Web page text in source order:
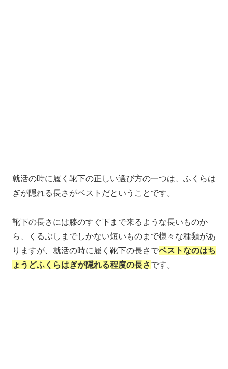
就活の時に履く靴下の正しい選び方の一つは、ふくらは
ぎが隠れる長さがベストだということです。
靴下の長さには膝のすぐ下まで来るような長いものか
ら、くるぶしまでしかない短いものまで様々な種類があ
りますが、就活の時に履く靴下の長さでベストなのはち
ょうどふくらはぎが隠れる程度の長さです。